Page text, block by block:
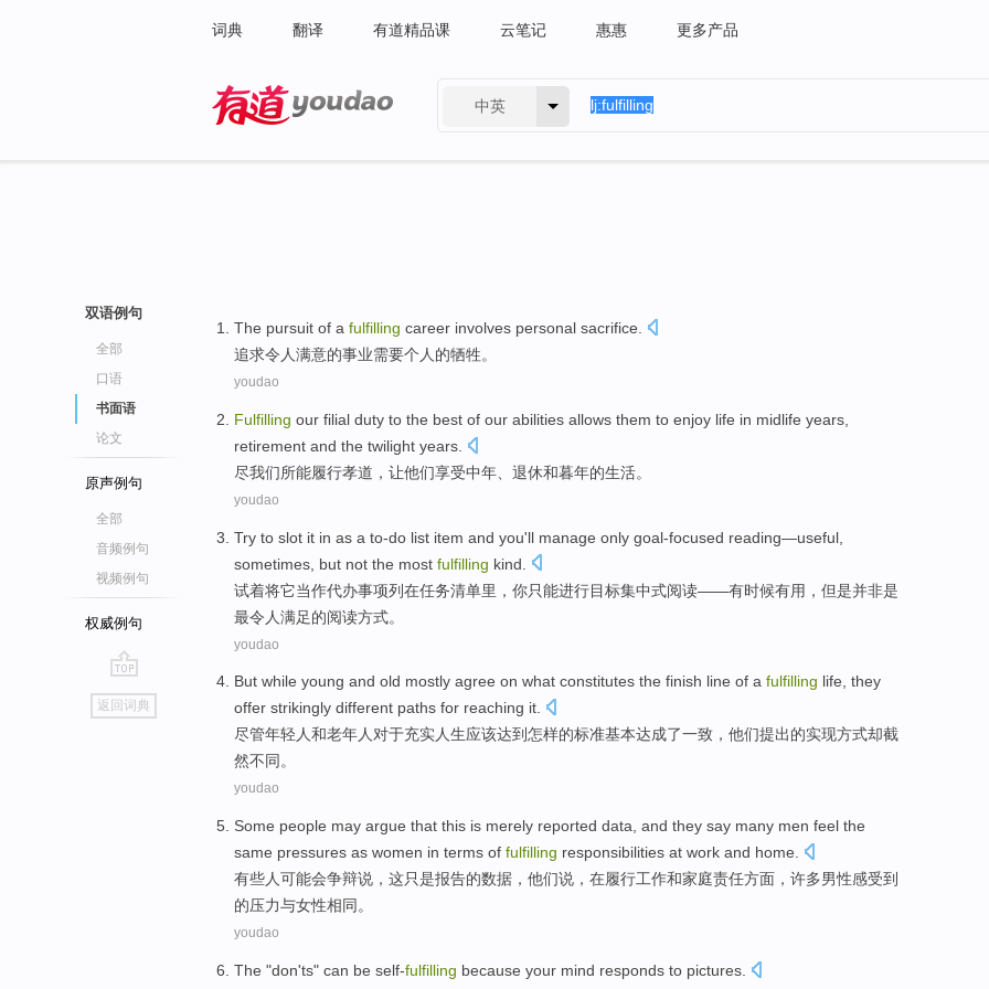
词典 翻译 有道精品课 云笔记 惠惠 更多产品
中英
双语例句
全部
口语
书面语
论文
原声例句
全部
音频例句
视频例句
权威例句
go
top
返回词典
The pursuit of a fulfilling career involves personal sacrifice
追求令人满意的事业需要个人 的牺牲。
youdao
Fulfilling our filial duty to the best of our abilities allows them to enjoy life in midlife years
retirement and the twilight years
尽我们所能履行孝道 ， 让他们享受中年 退休和暮年的生活。
youdao
Try to slot it in as a to-do list item and you'll manage only goal-focused reading—useful
sometimes but not the most fulfilling kind
试着将它当作代办事项列在任务清单里， 你只能进行目标集中式阅读——有时候有用 ， 但是并非是
最令人满足的阅读方式。
youdao
But while young and old mostly agree on what constitutes the finish line of a fulfilling life, they
offer strikingly different paths for reaching it.
尽管年轻人和老年人对于充实人生应该达到怎样的标准基本达成了一致， 他们提出的实现方式却截
然不同。
youdao
Some people may argue that this is merely reported data , and they say many men feel the
same pressures as women in terms of fulfilling responsibilities at work and home
有些人可能会争辩说 ， 这只是报告的数据 ， 他们说 ， 在履行工作和家庭责任方面 ， 许多男性感受到
的压力与女性相同 。
youdao
The "don'ts" can be self-fulfilling because your mind responds to pictures